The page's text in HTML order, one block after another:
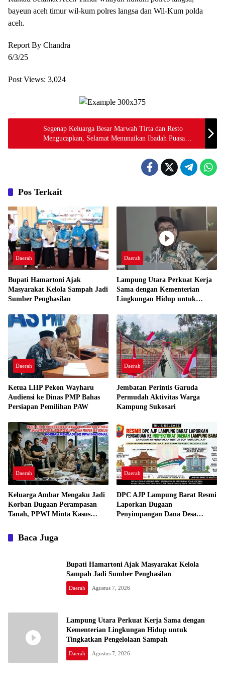
bayeun aceh timur wil-kum polres langsa dan Wil-Kum polda
aceh.
Report By Chandra
6/3/25
Post Views: 3,024
Segenap Keluarga Besar Marwah Tirta dan Resto
Mengucapkan, Selamat Menunaikan Ibadah Puasa
Ramadhan 1446 H
Pos Terkait
Daerah
Bupati Hamartoni Ajak
Masyarakat Kelola Sampah Jadi
Sumber Penghasilan
Daerah
Lampung Utara Perkuat Kerja
Sama dengan Kementerian
Lingkungan Hidup untuk
Sampah
Daerah
Ketua LHP Pekon Wayharu
Audiensi ke Dinas PMP Bahas
Persiapan Pemilihan PAW
Daerah
Jembatan Perintis Garuda
Permudah Aktivitas Warga
Kampung Sukosari
Daerah
Keluarga Ambar Mengaku Jadi
Korban Dugaan Perampasan
Tanah, PPWI Minta Kasus
Daerah
DPC AJP Lampung Barat Resmi
Laporkan Dugaan
Penyimpangan Dana Desa
Baca Juga
Bupati Hamartoni Ajak Masyarakat Kelola
Sampah Jadi Sumber Penghasilan
Daerah Agustus 7, 2026
Lampung Utara Perkuat Kerja Sama dengan
Kementerian Lingkungan Hidup untuk
Tingkatkan Pengelolaan Sampah
Daerah Agustus 7, 2026